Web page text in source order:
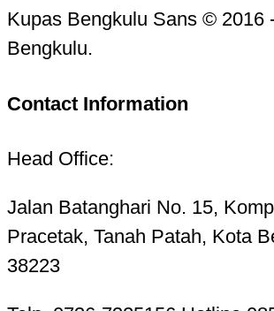
Kupas Bengkulu Sans © 2016
Bengkulu.
Contact Information
Head Office:
Jalan Batanghari No. 15,
Pracetak, Tanah Patah, Kota
38223